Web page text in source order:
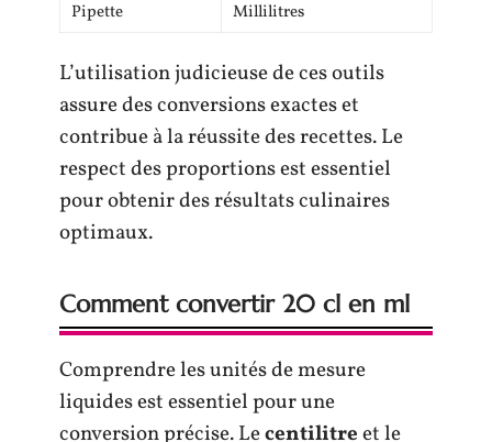
Pipette
Millilitres
L’utilisation judicieuse de ces outils
assure des conversions exactes et
contribue à la réussite des recettes. Le
respect des proportions est essentiel
pour obtenir des résultats culinaires
optimaux.
Comment convertir 20 cl en ml
Comprendre les unités de mesure
liquides est essentiel pour une
conversion précise. Lecentilitreet le